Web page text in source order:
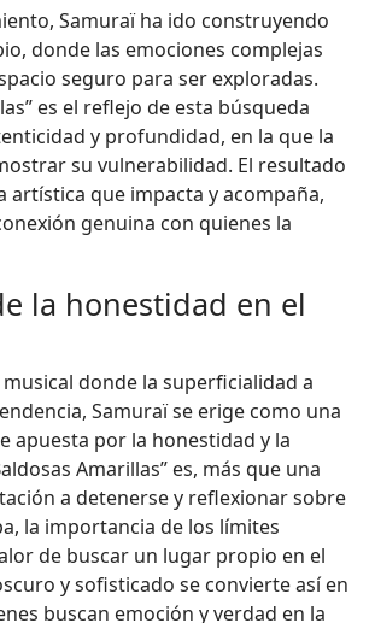
Samuraï ha ido construyendo
donde las emociones complejas
seguro para ser exploradas.
es el reflejo de esta búsqueda
y profundidad, en la que la
su vulnerabilidad. El resultado
artística que impacta y acompaña,
genuina con quienes la
la honestidad en el
donde la superficialidad a
Samuraï se erige como una
apuesta por la honestidad y la
Amarillas” es, más que una
a detenerse y reflexionar sobre
la importancia de los límites
de buscar un lugar propio en el
y sofisticado se convierte así en
buscan emoción y verdad en la